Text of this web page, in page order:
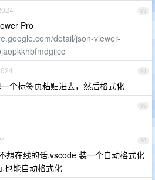
93
Pro
detail/json-viewer-
94
个标签页粘贴进去，然后格式化
95
96
想在线的话,vscode 装一个自动格式化
也能自动格式化